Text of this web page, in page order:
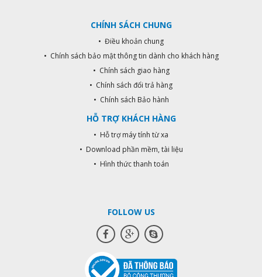
CHÍNH SÁCH CHUNG
• Điều khoản chung
• Chính sách bảo mật thông tin dành cho khách hàng
• Chính sách giao hàng
• Chính sách đổi trả hàng
• Chính sách Bảo hành
HỖ TRỢ KHÁCH HÀNG
• Hỗ trợ máy tính từ xa
• Download phần mềm, tài liệu
• Hình thức thanh toán
FOLLOW US